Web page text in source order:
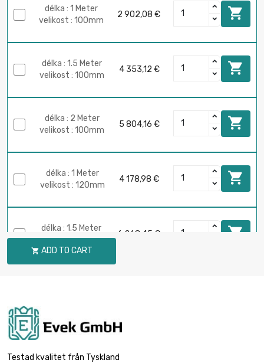
délka : 1 Meter
velikost : 100mm
2 902,08 € 
délka : 1.5 Meter
velikost : 100mm
4 353,12 € 
délka : 2 Meter
velikost : 100mm
5 804,16 € 
délka : 1 Meter
velikost : 120mm
4 178,98 € 
délka : 1.5 Meter
velikost : 120mm
6 268,45 € 
 ADD TO CART
Testad kvalitet från Tyskland